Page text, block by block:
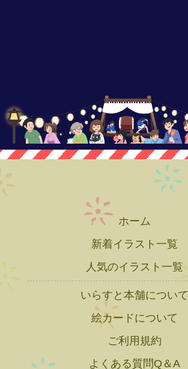
ホーム
新着イラスト一覧
人気のイラスト一覧
いらすと本舗について
絵カードについて
ご利用規約
よくある質問Q＆A